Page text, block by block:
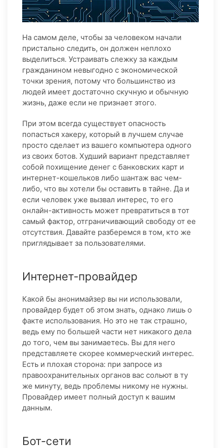
На самом деле, чтобы за человеком начали
пристально следить, он должен неплохо
выделиться. Устраивать слежку за каждым
гражданином невыгодно с экономической
точки зрения, потому что большинство из
людей имеет достаточно скучную и обычную
жизнь, даже если не признает этого.
При этом всегда существует опасность
попасться хакеру, который в лучшем случае
просто сделает из вашего компьютера одного
из своих ботов. Худший вариант представляет
собой похищение денег с банковских карт и
интернет-кошельков либо шантаж вас чем-
либо, что вы хотели бы оставить в тайне. Да и
если человек уже вызвал интерес, то его
онлайн-активность может превратиться в тот
самый фактор, отграничивающий свободу от ее
отсутствия. Давайте разберемся в том, кто же
приглядывает за пользователями.
Интернет-провайдер
Какой бы анонимайзер вы ни использовали,
провайдер будет об этом знать, однако лишь о
факте использования. Но это не так страшно,
ведь ему по большей части нет никакого дела
до того, чем вы занимаетесь. Вы для него
представляете скорее коммерческий интерес.
Есть и плохая сторона: при запросе из
правоохранительных органов вас сольют в ту
же минуту, ведь проблемы никому не нужны.
Провайдер имеет полный доступ к вашим
данным.
Бот-сети